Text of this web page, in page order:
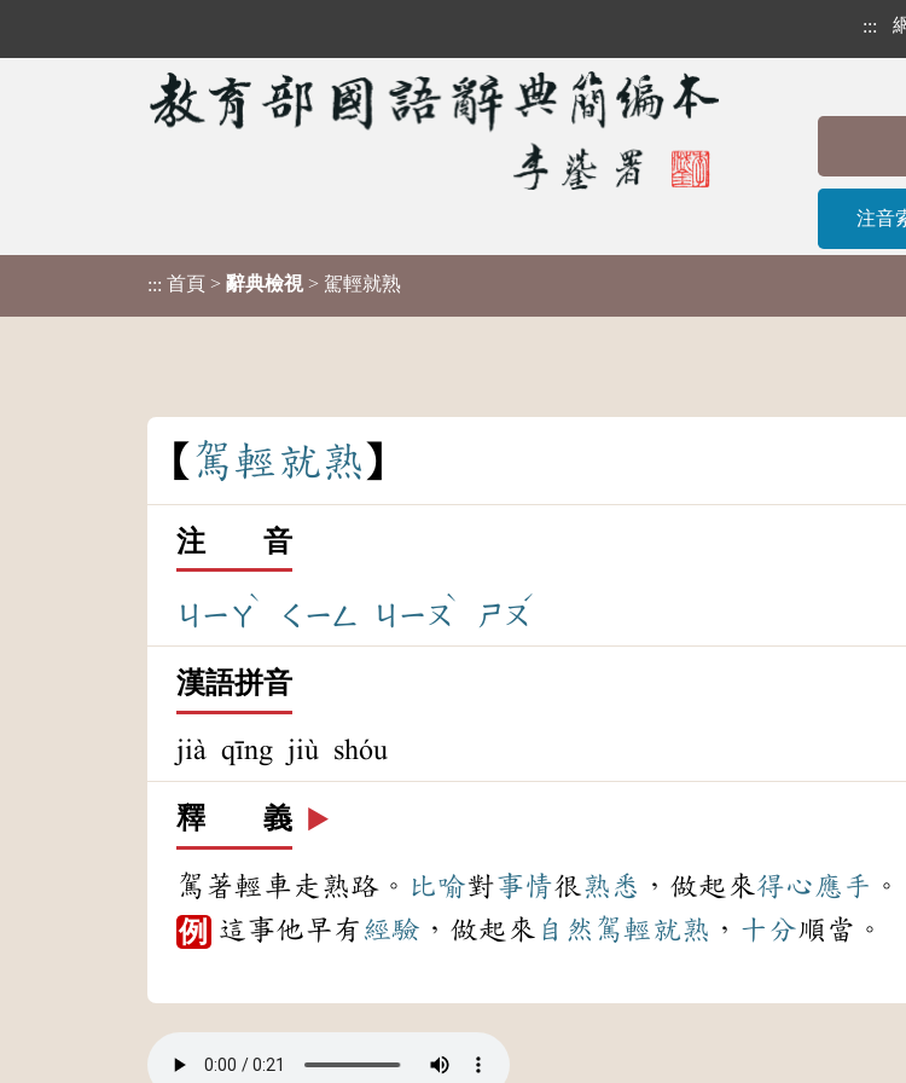
:::
注音
::: 首頁 > 辭典檢視 > 駕輕就熟
駕輕 就熟
注 音
ㄐㄧㄚ
ˋ
ㄑㄧㄥ ㄐㄧㄡ
ˋ
ㄕㄡ
ˊ
漢語拼音
jià qīng jiù shóu
釋 義 ▶️
駕著輕車走熟路。 比喻對事情很熟悉 ，做起來得心應手 。
例 這事他早有經驗 ，做起來 自然 駕輕就熟 ， 十分順當。